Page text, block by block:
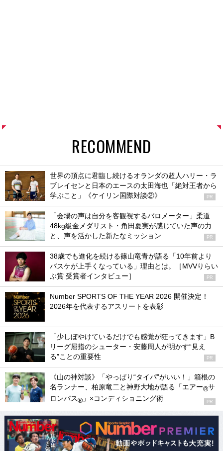
RECOMMEND
世界の頂点に君臨し続けるオランダの超人ハリー・ラ
ブレイセンと日本のエースの太田海也「絶対王者から
学ぶこと」《ケイリン国際対談②》
PR
「会場の声は自分を客観視するバロメーター」柔道
48kg級金メダリスト・角田夏実が感じていた声の力
と、声を活かした新たなミッション
PR
38歳でも進化を続ける篠山竜青が語る「10年前より
バスケが上手くなっている」理由とは。［MVVりらい
ぶ賞 受賞者インタビュー］
PR
Number SPORTS OF THE YEAR 2026 開催決定！
2026年を代表するアスリートを表彰
「少しぼやけているだけでも感覚が狂ってきます」B
リーグ屈指のシューター・安藤周人が明かす“見え
る”ことの重要性
PR
《山の神対談》「やっぱり“タイパ”がいい！」箱根の
名ランナー、柏原竜二と神野大地が語る「エアー®サ
ロンパス® 」×コンディショニング術 PR